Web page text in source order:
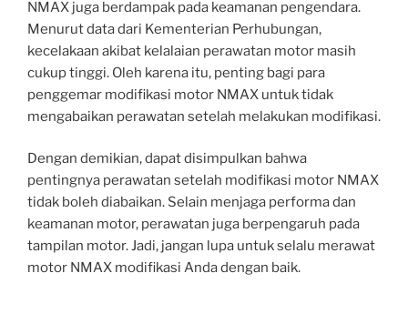
NMAX juga berdampak pada keamanan pengendara.
Menurut data dari Kementerian Perhubungan,
kecelakaan akibat kelalaian perawatan motor masih
cukup tinggi. Oleh karena itu, penting bagi para
penggemar modifikasi motor NMAX untuk tidak
mengabaikan perawatan setelah melakukan modifikasi.
Dengan demikian, dapat disimpulkan bahwa
pentingnya perawatan setelah modifikasi motor NMAX
tidak boleh diabaikan. Selain menjaga performa dan
keamanan motor, perawatan juga berpengaruh pada
tampilan motor. Jadi, jangan lupa untuk selalu merawat
motor NMAX modifikasi Anda dengan baik.